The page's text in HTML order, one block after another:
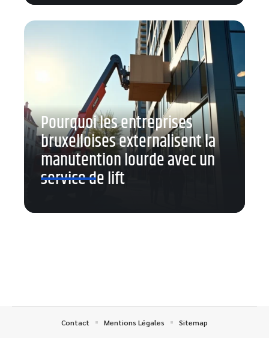
Pourquoi les entreprises
bruxelloises externalisent la
manutention lourde avec un
service de lift
Contact Mentions Légales Sitemap